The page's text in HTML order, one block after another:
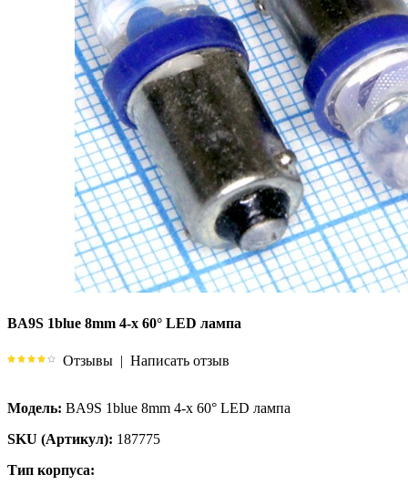
BA9S 1blue 8mm 4-х 60° LED лампа
Отзывы | Написать отзыв
Модель: BA9S 1blue 8mm 4-х 60° LED лампа
SKU (Артикул): 187775
Тип корпуса: